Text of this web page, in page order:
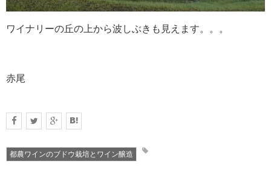
ワイナリーの丘の上から波しぶきも見えます。。。
赤尾
都農ワインのブドウ栽培とワイン醸造